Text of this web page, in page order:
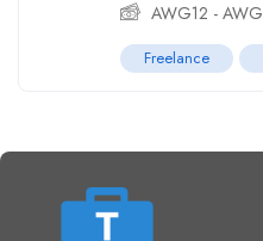
AWG12 - AWG
Freelance